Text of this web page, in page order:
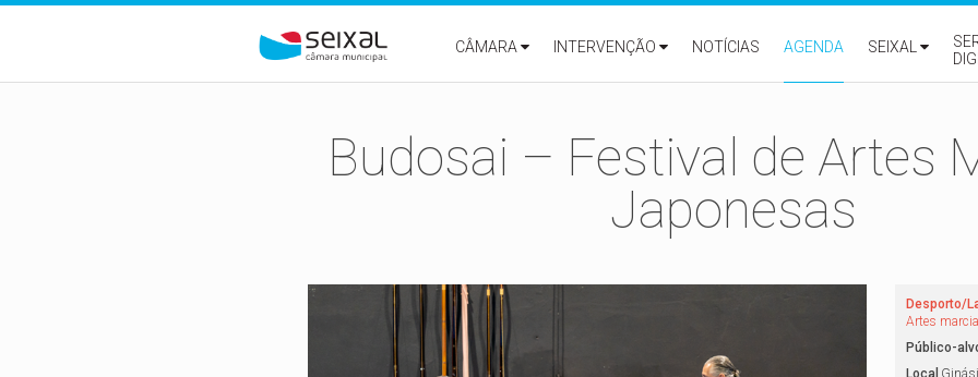
CÂMARA
INTERVENÇÃO NOTÍCIAS AGENDA SEIXAL
Budosai – Festival de Artes
Japonesas
Desporto/
Artes
Público-
Local